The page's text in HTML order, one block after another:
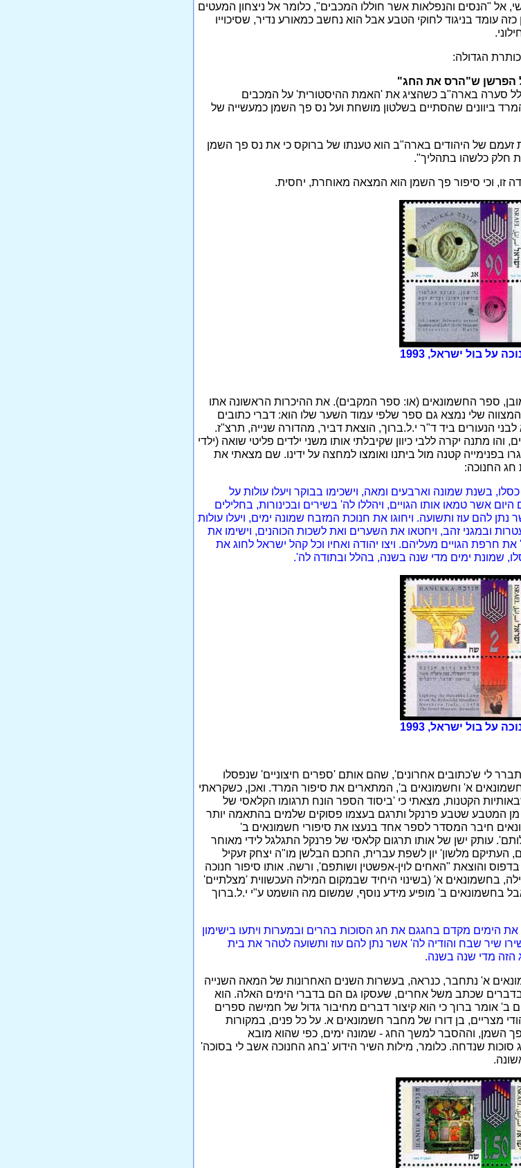
אל "הנסים והנפלאות אשר חוללו המכבים", כלומר אל ניצחון המעטים
עומד בניגוד לחוקי הטבע אבל הוא נחשב כמאורע נדיר, שסיכוייו
הגדולה:
הפרשן ש"הרס את החג"
סערה בארה"ב כשהציג את 'האמת ההיסטורית' על המכבים
ביוונים שהסתיים בשלטון מושחת ועל נס פך השמן כמעשייה של
של היהודים בארה"ב הוא טענתו של ברוקס כי את נס פך השמן
חלק כלשהו בתהליך".
זו, וכי סיפור פך השמן הוא המצאה מאוחרת, יחסית.
על בול ישראל, 1993
ספר החשמונאים (או: ספר המקבים). את ההיכרות הראשונה אתו
מתנות בר המצווה שלי נמצא גם ספר שלפי עמוד השער שלו הוא: דברי כתובים
הנעורים ביד ד"ר י.ל.ברוך, הוצאת דביר, מהדורה שנייה, תרצ"ז.
קיבלתי לבר המצווה שלי, לפני 64 שנים, והו מתנה יקרה ללבי כיוון שקיבלתי אותו משני ילדים פליטי שואה (ילדי
בפנימייה קטנה מול ביתנו ואומצו למחצה על ידינו. שם מצאתי את
חג החנוכה:
בשנת שמונה וארבעים ומאה, וישכימו בבוקר ויעלו עולות על
אשר טמאו אותו הגויים, ויהללו לה' בשירים ובכינורות, בחלילים
נתן להם עוז ותשועה. ויחוגו את חנוכת המזבח שמונה ימים, ויעלו עולות
ובמגני זהב, ויחטאו את השערים ואת לשכות הכוהנים, וישימו את
חרפת הגויים מעליהם. ויצו יהודה ואחיו וכל קהל ישראל לחוג את
שמונת ימים מדי שנה בשנה, בהלל ובתודה לה'.
על בול ישראל, 1993
לי ש'כתובים אחרונים', שהם אותם 'ספרים חיצוניים' שנפסלו
א' וחשמונאים ב', המתארים את סיפור המרד. ואכן, כשקראתי
הקטנות, מצאתי כי 'ביסוד הספר הונח תרגומו הקלאסי של
המטבע שטבע פרנקל ותרגם בעצמו פסוקים שלמים בהתאמה יותר
חיבר המסדר לספר אחד בנעצו את סיפורי חשמונאים ב'
עותק ישן של אותו תרגום קלאסי של פרנקל התגלגל לידי מאוחר
העתיקם מלשון' יון לשפת עברית, החכם הבלשן מו"ה יצחק זעקיל
והוצאת "האחים לוין-אפשטין ושותפם', ורשה. אותו סיפור חנוכה
בחשמונאים א' (בשינוי היחיד שבמקום המילה העכשווית 'מצלתיים'
בחשמונאים ב' מופיע מידע נוסף, שמשום מה הושמט ע"י י.ל.ברוך
את הימים מקדם בחגגם את חג הסוכות בהרים ובמערות ויתעו בישימון
שיר שבח והודיה לה' אשר נתן להם עוז ותשועה לטהר את בית
הזה מדי שנה בשנה.
א' נתחבר, כנראה, בעשרות השנים האחרונות של המאה השנייה
שכתב משל אחרים, שעסקו גם הם בדברי הימים האלה. הוא
אומר ברוך כי הוא קיצור דברים מחיבור גדול של חמישה ספרים
מצריים, בן דורו של מחבר חשמונאים א. על כל פנים, במקורות
לפך השמן, וההסבר למשך החג - שמונה ימים, כפי שהוא מובא
שנדחה. כלומר, מילות השיר הידוע 'בחג החנוכה אשב לי בסוכה'